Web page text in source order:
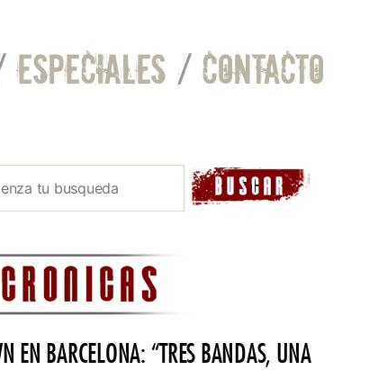
ESPECIALES / CONTACTO
EN BARCELONA: “TRES BANDAS, UNA